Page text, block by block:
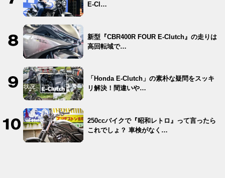
E-Cl…
新型『CBR400R FOUR E-Clutch』の走りは
高回転域で…
「Honda E-Clutch」の素朴な疑問をスッキ
リ解決！間違いや…
250ccバイクで『昭和レトロ』って言ったら
これでしょ？ 車検がなく…